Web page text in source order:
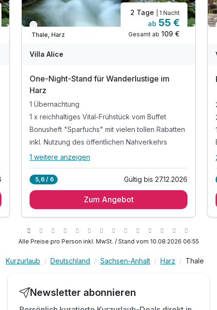
Verfügbar bis Dezember
Thale, Harz
2 Tage | 1 Nacht
ab 55 €
Gesamt ab 109 €
Villa Alice
One-Night-Stand für Wanderlustige im
Harz
1 Übernachtung
1 x reichhaltiges Vital-Frühstück vom Buffet
Bonusheft "Sparfuchs" mit vielen tollen Rabatten
inkl. Nutzung des öffentlichen Nahverkehrs
Alle Inklusivleistungen
1 x reichhaltiges Vital-Frühstück vom Buffet
inkl. Parkplatz- und WLAN-Nutzung
1 weitere anzeigen
5,6 / 6 Gültig bis 27.12.2026
Zum Angebot
Alle Preise pro Person inkl. MwSt. / Stand vom 10.08.2026 06:55
Kurzurlaub Deutschland Sachsen-Anhalt Harz Thale
Newsletter abonnieren